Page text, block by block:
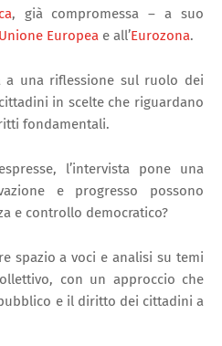
, già compromessa – a suo
Unione Europea e all’Eurozona.
a una riflessione sul ruolo dei
in scelte che riguardano
fondamentali.
l’intervista pone una
e progresso possono
e controllo democratico?
spazio a voci e analisi su temi
con un approccio che
e il diritto dei cittadini a